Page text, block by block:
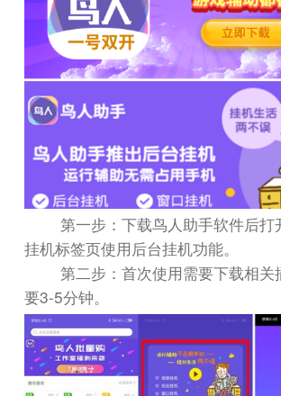
第一步：下载鸟人助手软件后打
挂机标签页使用后台挂机功能。
第二步：首次使用需要下载相关
要3-5分钟。